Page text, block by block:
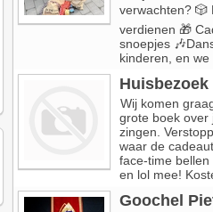
verwachten? 🎲
verdienen 🎁
snoepjes
kinderen, en
Huisbezoek
Wij komen
grote boek
zingen.
waar de
face-time
en lol mee!
Goochel